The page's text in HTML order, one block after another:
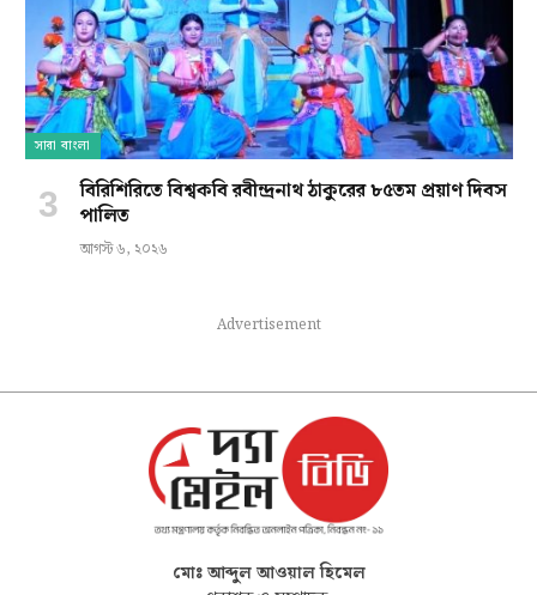
সারা বাংলা
বিরিশিরিতে বিশ্বকবি রবীন্দ্রনাথ ঠাকুরের ৮৫তম প্রয়াণ দিবস
পালিত
আগস্ট ৬, ২০২৬
Advertisement
মোঃ আব্দুল আওয়াল হিমেল